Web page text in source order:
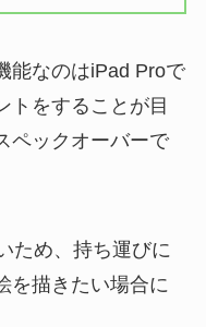
能なのはiPad Proで
トをすることが目
ペックオーバーで
ため、持ち運びに
を描きたい場合に